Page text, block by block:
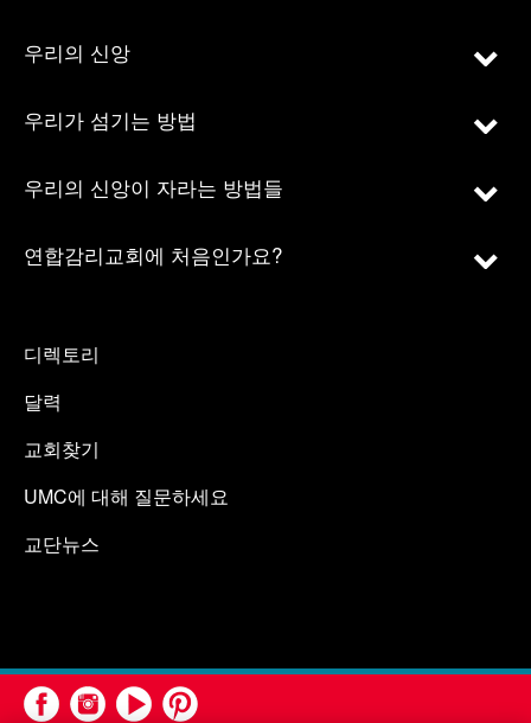
우리의 신앙
우리가 섬기는 방법
우리의 신앙이 자라는 방법들
연합감리교회에 처음인가요?
디렉토리
달력
교회찾기
UMC에 대해 질문하세요
교단뉴스